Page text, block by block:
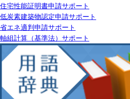
住宅性能証明書申請サポート
低炭素建築物認定申請サポート
省エネ適判申請サポート
軸組計算（基準法）サポート